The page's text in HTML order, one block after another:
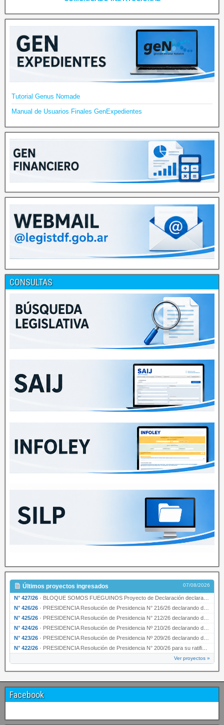
Tutorial Genus Nomade
Manual de Usuarios Finales GenExpedientes
CONSULTAS
Últimos proyectos ingresados 07/08/2026
N° 427/26 · BLOQUE SOMOS FUEGUINOS Proyecto de Declaración declarando de interés provincial PRESIDENCI…
N° 426/26 · PRESIDENCIA Resolución de Presidencia N° 216/26 declarando de interés provincial la labor …
N° 425/26 · PRESIDENCIA Resolución de Presidencia N° 212/26 declarando de interés provincial el “50° A…
N° 424/26 · PRESIDENCIA Resolución de Presidencia Nº 210/26 declarando de interés provincial el proyec…
N° 423/26 · PRESIDENCIA Resolución de Presidencia Nº 209/26 declarando de interés provincial la presen…
N° 422/26 · PRESIDENCIA Resolución de Presidencia N° 200/26 para su ratificación.
Ver proyectos »
Facebook